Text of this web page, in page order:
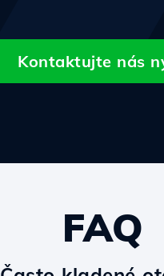
Kontaktujte nás
FAQ